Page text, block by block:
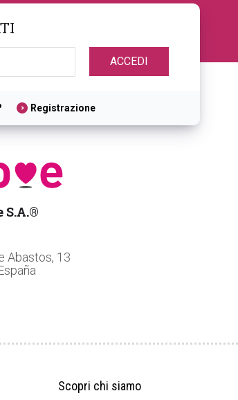
Registrazione
Abastos, 13
Scopri chi siamo